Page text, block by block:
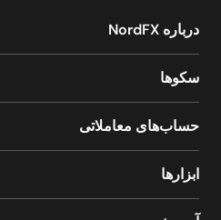
درباره NordFX
سکوها
حساب‌های معاملاتی
ابزارها